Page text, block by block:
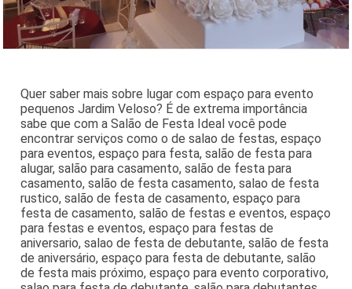
Quer saber mais sobre lugar com espaço para evento
pequenos Jardim Veloso? É de extrema importância
sabe que com a Salão de Festa Ideal você pode
encontrar serviços como o de salao de festas, espaço
para eventos, espaço para festa, salão de festa para
alugar, salão para casamento, salão de festa para
casamento, salão de festa casamento, salao de festa
rustico, salão de festa de casamento, espaço para
festa de casamento, salão de festas e eventos, espaço
para festas e eventos, espaço para festas de
aniversario, salao de festa de debutante, salão de festa
de aniversário, espaço para festa de debutante, salão
de festa mais próximo, espaço para evento corporativo,